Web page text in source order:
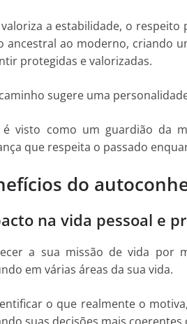
a estabilidade, o
ancestral ao moderno, criando
protegidas e valorizadas.
sugere uma
é visto como um guardião da
que respeita o passado
do
na vida pessoal e
a sua missão de vida por
em várias áreas da sua vida.
o que realmente o